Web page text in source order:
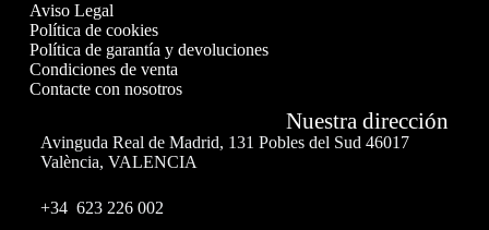
Aviso Legal
Política de cookies
Política de garantía y devoluciones
Condiciones de venta
Contacte con nosotros
Nuestra dirección
Avinguda Real de Madrid, 131 Pobles del Sud 46017
València, VALENCIA
+34 623 226 002